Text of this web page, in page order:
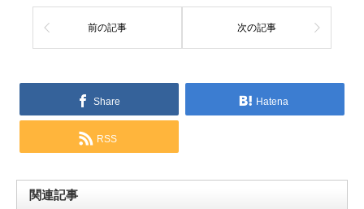
前の記事 次の記事
Share Hatena
RSS
関連記事